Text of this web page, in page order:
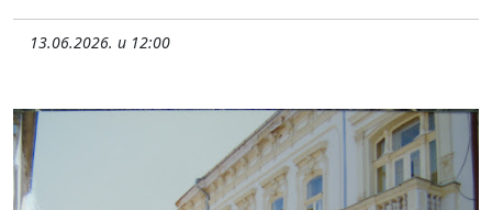
13.06.2026. u 12:00